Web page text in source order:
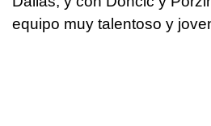
equipo muy talentoso y